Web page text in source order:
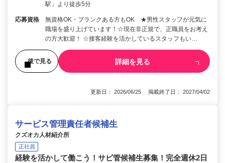
駅」より徒歩5分
応募資格
無資格OK・ブランクある方もOK ★男性スタッフが元気に
職場を盛り上げています！☆現在非正規で、正職員をお考え
の方大歓迎！ ☆接客経験を活かしているスタッフもい…
後で見る 詳細を見る
更新日： 2026/06/25 掲載終了日： 2027/04/02
サービス管理責任者候補生
クズオカ人材紹介所
正社員
経験を活かして働こう！サビ管候補生募集！完全週休2日